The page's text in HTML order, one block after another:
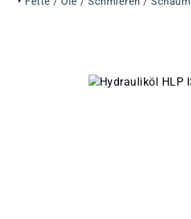
Bildergalerie überspringen